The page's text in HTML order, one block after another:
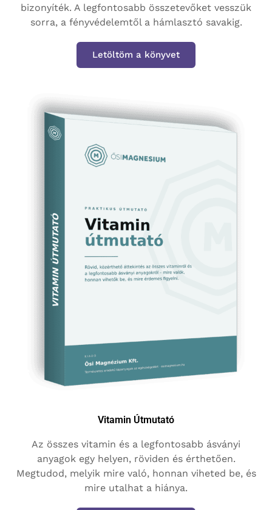
bizonyíték. A legfontosabb összetevőket vesszük
sorra, a fényvédelemtől a hámlasztó savakig.
Letöltöm a könyvet
Vitamin Útmutató
Az összes vitamin és a legfontosabb ásványi
anyagok egy helyen, röviden és érthetően.
Megtudod, melyik mire való, honnan viheted be, és
mire utalhat a hiánya.